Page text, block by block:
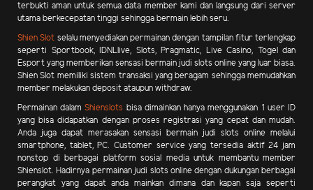
terbukti aman untuk semua data member kami dan langsung dari server
utama berkecepatan tinggi sehingga bermain lebih seru.
Shien Slot selalu menyediakan permainan dengan tampilan fitur terlengkap
seperti Sportbook, IDNLlive, Slots, Pragmatic, Live Casino, Togel dan
Esport yang memberikan sensasi bermain judi slots online yang luar biasa.
Shien Slot memiliki sistem transaksi yang beragam sehingga memudahkan
member melakukan deposit ataupun withdraw.
Permainan dalamShienslots bisa dimainkan hanya menggunakan 1 user ID
yang bisa didapatkan dengan proses registrasi yang cepat dan mudah.
Anda juga dapat merasakan sensasi bermain judi slots online melalui
smartphone, tablet, PC. Customer service yang tersedia aktif 24 jam
nonstop di berbagai platform sosial media untuk membantu member
Shienslot. Hadirnya permainan judi slots online dengan dukungan berbagai
perangkat yang dapat anda mainkan dimana dan kapan saja seperti